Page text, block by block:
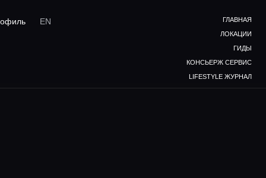
EN
ГЛАВНАЯ
ЛОКАЦИИ
ГИДЫ
КОНСЬЕРЖ СЕРВИС
LIFESTYLE ЖУРНАЛ